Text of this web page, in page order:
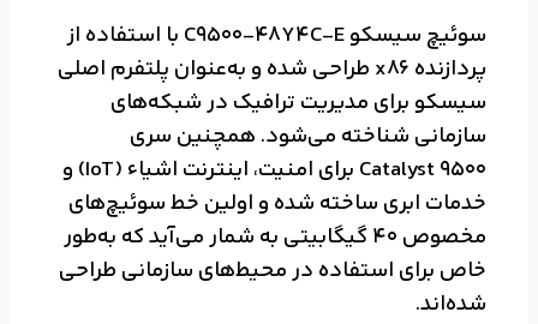
سوئیچ سیسکو C9500-48Y4C-E با استفاده از
پردازنده x86 طراحی شده‌ و به‌عنوان پلتفرم اصلی
سیسکو برای مدیریت ترافیک در شبکه‌های
سازمانی شناخته می‌شود. همچنین سری
Catalyst 9500 برای امنیت، اینترنت اشیاء (IoT) و
خدمات ابری ساخته شده و اولین خط سوئیچ‌های
مخصوص 40 گیگابیتی به شمار می‌آید که به‌طور
خاص برای استفاده در محیط‌های سازمانی طراحی
شده‌اند.